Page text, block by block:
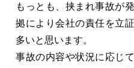
もっとも、挟まれ事故が
拠により会社の責任を立
多いと思います。
事故の内容や状況に応じ